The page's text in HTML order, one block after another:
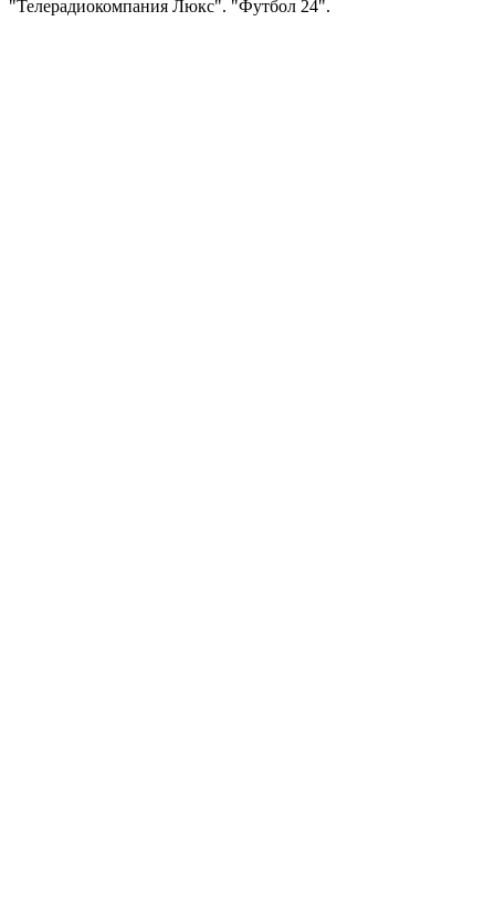
"Телерадиокомпания Люкс". "Футбол 24".